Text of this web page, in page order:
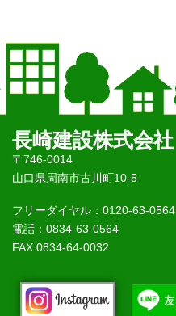
長崎建設株式会社
〒746-0014
山口県周南市古川町10-5
フリーダイヤル：0120-63-0564
電話：0834-63-0564
FAX:0834-64-0032